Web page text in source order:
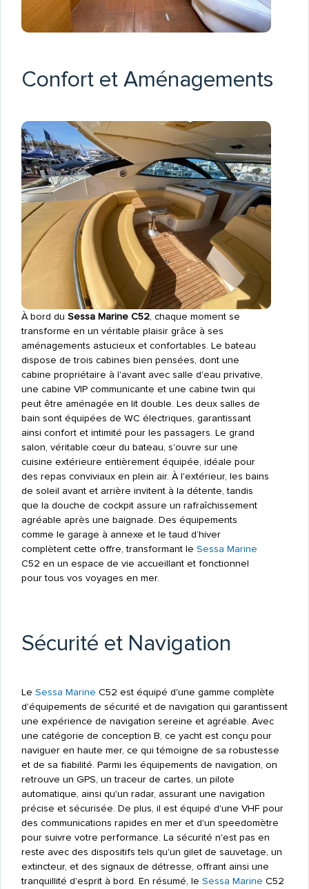
Confort et Aménagements
À bord du Sessa Marine C52, chaque moment se
transforme en un véritable plaisir grâce à ses
aménagements astucieux et confortables. Le bateau
dispose de trois cabines bien pensées, dont une
cabine propriétaire à l'avant avec salle d'eau privative,
une cabine VIP communicante et une cabine twin qui
peut être aménagée en lit double. Les deux salles de
bain sont équipées de WC électriques, garantissant
ainsi confort et intimité pour les passagers. Le grand
salon, véritable cœur du bateau, s'ouvre sur une
cuisine extérieure entièrement équipée, idéale pour
des repas conviviaux en plein air. À l'extérieur, les bains
de soleil avant et arrière invitent à la détente, tandis
que la douche de cockpit assure un rafraîchissement
agréable après une baignade. Des équipements
comme le garage à annexe et le taud d’hiver
complètent cette offre, transformant le Sessa Marine
C52 en un espace de vie accueillant et fonctionnel
pour tous vos voyages en mer.
Sécurité et Navigation
Le Sessa Marine C52 est équipé d'une gamme complète
d'équipements de sécurité et de navigation qui garantissent
une expérience de navigation sereine et agréable. Avec
une catégorie de conception B, ce yacht est conçu pour
naviguer en haute mer, ce qui témoigne de sa robustesse
et de sa fiabilité. Parmi les équipements de navigation, on
retrouve un GPS, un traceur de cartes, un pilote
automatique, ainsi qu'un radar, assurant une navigation
précise et sécurisée. De plus, il est équipé d'une VHF pour
des communications rapides en mer et d'un speedomètre
pour suivre votre performance. La sécurité n'est pas en
reste avec des dispositifs tels qu'un gilet de sauvetage, un
extincteur, et des signaux de détresse, offrant ainsi une
tranquillité d'esprit à bord. En résumé, le Sessa Marine C52